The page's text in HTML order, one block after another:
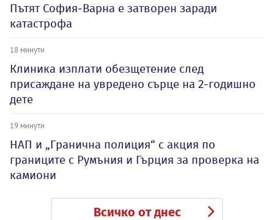
Пътят София-Варна е затворен заради
катастрофа
18 минути
Клиника изплати обезщетение след
присаждане на увредено сърце на 2-годишно
дете
19 минути
НАП и „Гранична полиция“ с акция по
границите с Румъния и Гърция за проверка на
камиони
Всичко от днес